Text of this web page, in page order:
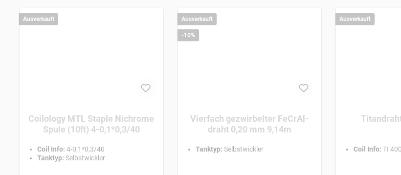
Ausverkauft
Coilology MTL Staple Nichrome
Spule (10ft) 4-0,1*0,3/40
Coil Info: 4-0,1*0,3/40
Tanktyp: Selbstwickler
Ausverkauft
-10%
Vierfach gezwirbelter FeCrAl-
draht 0,20 mm 9,14m
Tanktyp: Selbstwickler
Ausverkauft
Coil Info: